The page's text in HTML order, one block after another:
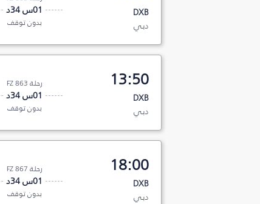
DXB
دبي
01س 34د
بدون توقف
13:50
DXB
دبي
رحلة FZ 863
01س 34د
بدون توقف
18:00
DXB
دبي
رحلة FZ 867
01س 34د
بدون توقف